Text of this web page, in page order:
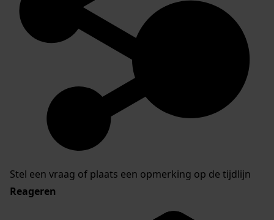
Stel een vraag of plaats een opmerking op de tijdlijn
Reageren